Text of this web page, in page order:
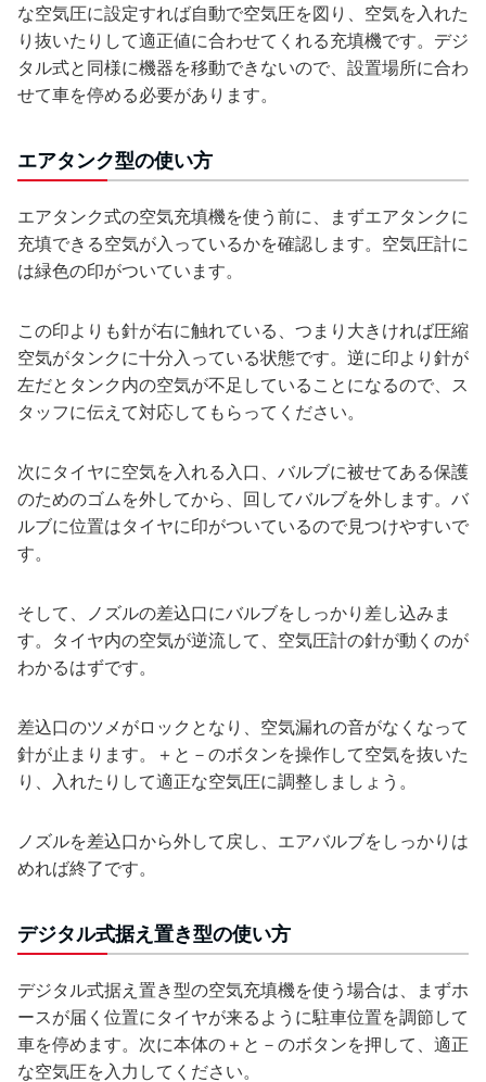
な空気圧に設定すれば自動で空気圧を図り、空気を入れた
り抜いたりして適正値に合わせてくれる充填機です。デジ
タル式と同様に機器を移動できないので、設置場所に合わ
せて車を停める必要があります。
エアタンク型の使い方
エアタンク式の空気充填機を使う前に、まずエアタンクに
充填できる空気が入っているかを確認します。空気圧計に
は緑色の印がついています。
この印よりも針が右に触れている、つまり大きければ圧縮
空気がタンクに十分入っている状態です。逆に印より針が
左だとタンク内の空気が不足していることになるので、ス
タッフに伝えて対応してもらってください。
次にタイヤに空気を入れる入口、バルブに被せてある保護
のためのゴムを外してから、回してバルブを外します。バ
ルブに位置はタイヤに印がついているので見つけやすいで
す。
そして、ノズルの差込口にバルブをしっかり差し込みま
す。タイヤ内の空気が逆流して、空気圧計の針が動くのが
わかるはずです。
差込口のツメがロックとなり、空気漏れの音がなくなって
針が止まります。＋と－のボタンを操作して空気を抜いた
り、入れたりして適正な空気圧に調整しましょう。
ノズルを差込口から外して戻し、エアバルブをしっかりは
めれば終了です。
デジタル式据え置き型の使い方
デジタル式据え置き型の空気充填機を使う場合は、まずホ
ースが届く位置にタイヤが来るように駐車位置を調節して
車を停めます。次に本体の＋と－のボタンを押して、適正
な空気圧を入力してください。